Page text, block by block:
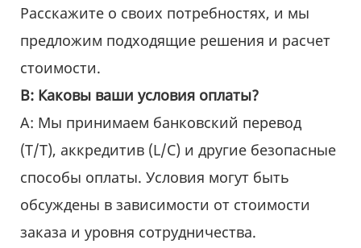
Расскажите о своих потребностях, и мы
предложим подходящие решения и расчет
стоимости.
В: Каковы ваши условия оплаты?
A: Мы принимаем банковский перевод
(T/T), аккредитив (L/C) и другие безопасные
способы оплаты. Условия могут быть
обсуждены в зависимости от стоимости
заказа и уровня сотрудничества.